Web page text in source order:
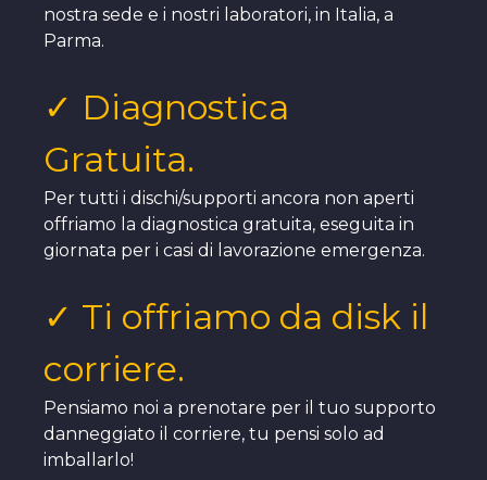
nostra sede e i nostri laboratori, in Italia, a
Parma.
✓ Diagnostica
Gratuita.
Per tutti i dischi/supporti ancora non aperti
offriamo la diagnostica gratuita, eseguita in
giornata per i casi di lavorazione emergenza.
✓ Ti offriamo da disk il
corriere.
Pensiamo noi a prenotare per il tuo supporto
danneggiato il corriere, tu pensi solo ad
imballarlo!